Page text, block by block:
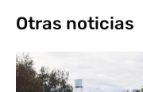
Otras noticias